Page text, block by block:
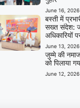
June 16, 2026
बस्ती में
सख्त संदेश:
अधिकारियों
June 13, 2026
जुम्मे की
को पिलाया
June 12, 2026